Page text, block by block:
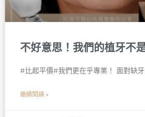
不好意思！我們的植牙不
󠀠󠀠#比起平價#我們更在乎專業！ 面對缺
繼續閱讀 »